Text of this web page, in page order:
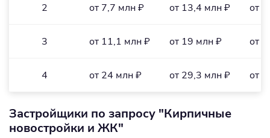
2 от 7,7 млн ₽ от 13,4 млн ₽ от
3 от 11,1 млн ₽ от 19 млн ₽ от
4 от 24 млн ₽ от 29,3 млн ₽ от
Застройщики по запросу "Кирпичные
новостройки и ЖК"